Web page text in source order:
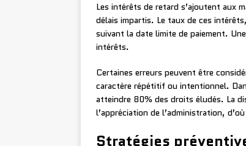
Les intérêts de retard s’ajoutent aux
délais impartis. Le taux de ces
suivant la date limite de paiement.
intérêts.
Certaines erreurs peuvent être
caractère répétitif ou intentionnel.
atteindre 80% des droits éludés. La
l’appréciation de l’administration,
Stratégies